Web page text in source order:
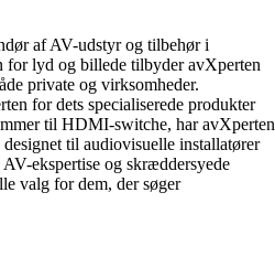
af AV-udstyr og tilbehør i
for lyd og billede tilbyder avXperten
private og virksomheder.
for dets specialiserede produkter
til HDMI-switche, har avXperten
til audiovisuelle installatører
ekspertise og skræddersyede
valg for dem, der søger